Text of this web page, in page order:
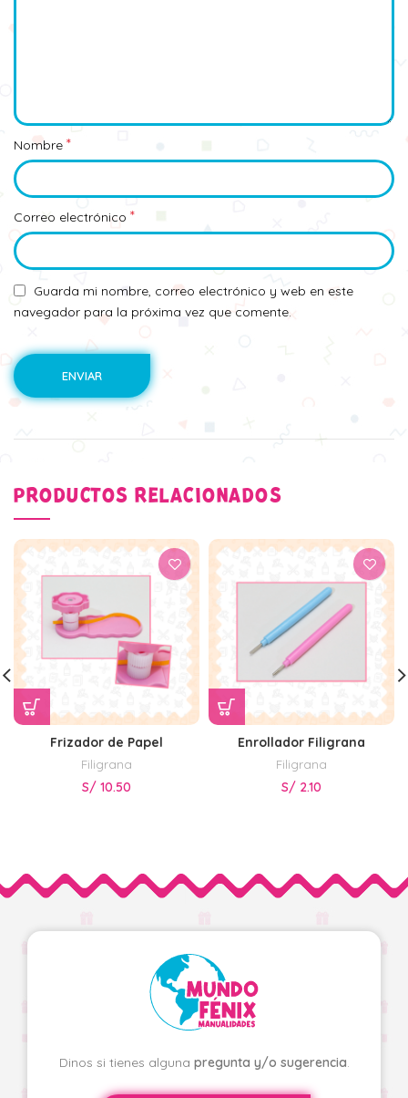
Nombre *
Correo electrónico *
Guarda mi nombre, correo electrónico y web en este
navegador para la próxima vez que comente.
PRODUCTOS RELACIONADOS
Frizador de Papel
Filigrana
S/ 10.50
Enrollador Filigrana
Filigrana
S/ 2.10
Dinos si tienes alguna pregunta y/o sugerencia.